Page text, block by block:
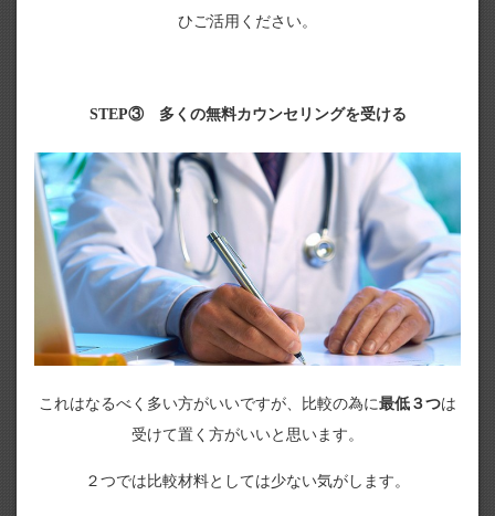
ひご活用ください。
STEP③ 多くの無料カウンセリングを受ける
これはなるべく多い方がいいですが、比較の為に最低３つは
受けて置く方がいいと思います。
２つでは比較材料としては少ない気がします。